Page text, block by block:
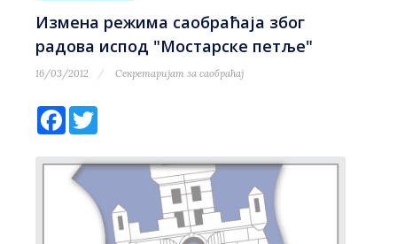
Измена режима саобраћаја због
радова испод "Мостарске петље"
16/03/2012 Секретаријат за саобраћај
Facebook